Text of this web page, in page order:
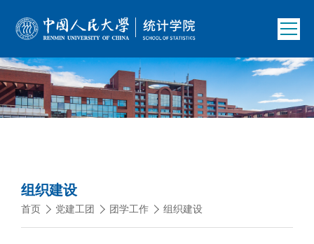
组织建设
首页 党建工团 团学工作 组织建设